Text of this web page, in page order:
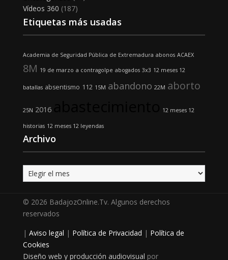
Vídeos 360 (187)
Etiquetas más usadas
Academia de Seguridad Pública de Extremadura abonos ACAEX
8M 19 de marzo a contragolpe abogados 3x3 12 meses 12
batallas absentismo 112 15M abandono 22M aborto
25N 2016 12 meses 12
historias 12 meses 12 leyendas
Archivo
Archivo
© 2026 BadajozOnline.Tv. Algunos derechos
reservados
| Aviso legal | Política de Privacidad | Política de
Cookies
Diseño web y producción audiovisual por